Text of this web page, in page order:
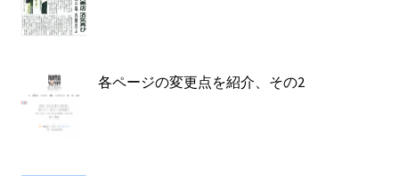
各ページの変更点を紹介、その2